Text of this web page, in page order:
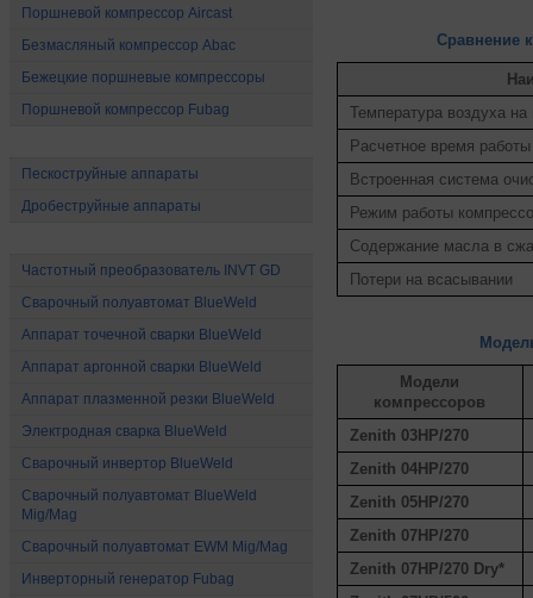
Поршневой компрессор Aircast
Безмасляный компрессор Abac
Бежецкие поршневые компрессоры
Поршневой компрессор Fubag
Пескоструйные аппараты
Дробеструйные аппараты
Частотный преобразователь INVT GD
Сварочный полуавтомат BlueWeld
Аппарат точечной сварки BlueWeld
Аппарат аргонной сварки BlueWeld
Аппарат плазменной резки BlueWeld
Электродная сварка BlueWeld
Сварочный инвертор BlueWeld
Сварочный полуавтомат BlueWeld
Mig/Mag
Сварочный полуавтомат EWM Mig/Mag
Инверторный генератор Fubag
Сравнение
Температура воздуха
Расчетное время
Встроенная система
Режим работы
Содержание масла в
Потери на всасывании
Модели
компрессоров
Zenith 03HP/270
Zenith 04HP/270
Zenith 05HP/270
Zenith 07HP/270
Zenith 07HP/270 Dry*